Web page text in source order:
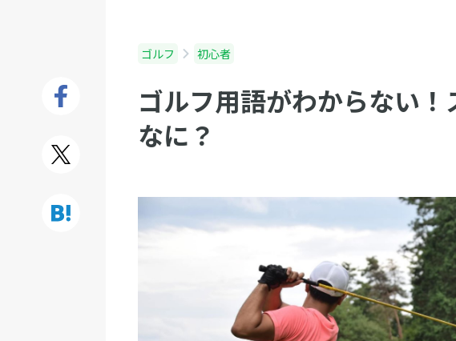
ゴルフ 初心者
ゴルフ用語がわからない！
なに？